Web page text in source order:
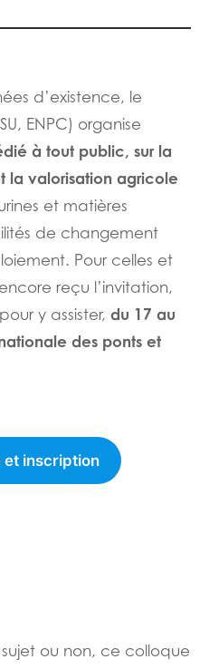
d’existence, le
ENPC) organise
à tout public, sur la
la valorisation agricole
et matières
de changement
Pour celles et
reçu l’invitation,
y assister, du 17 au
des ponts et
et inscription
ou non, ce colloque